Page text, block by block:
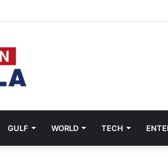
GULF WORLD TECH